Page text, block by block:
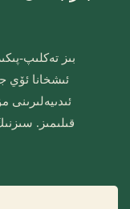
بىز تەكلىپ-
ئىشخانا ئۆي
ئىدىيەلىرىنى
قىلىمىز.